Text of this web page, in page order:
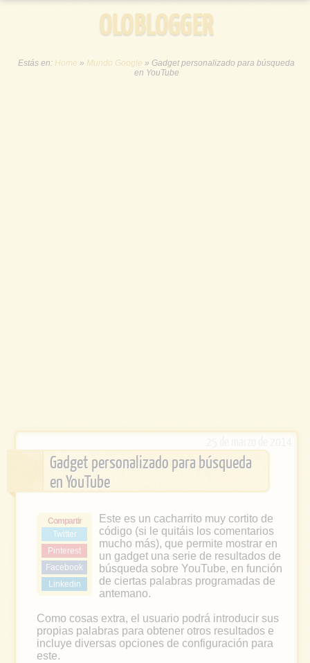
OLOBLOGGER
Estás en:Home»Mundo Google»Gadget personalizado para búsqueda
en YouTube
Gadget personalizado para búsqueda
en YouTube
Compartir
Twitter
Pinterest
Facebook
Linkedin
Este es un cacharrito muy cortito de
código (si le quitáis los comentarios
mucho más), que permite mostrar en
un gadget una serie de resultados de
búsqueda sobre YouTube, en función
de ciertas palabras programadas de
antemano.
Como cosas extra, el usuario podrá introducir sus
propias palabras para obtener otros resultados e
incluye diversas opciones de configuración para
este.